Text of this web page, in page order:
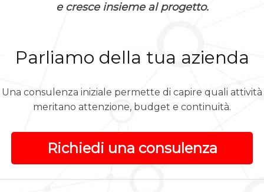
e cresce insieme al progetto.
Parliamo della tua azienda
Una consulenza iniziale permette di capire quali attività
meritano attenzione, budget e continuità.
Richiedi una consulenza